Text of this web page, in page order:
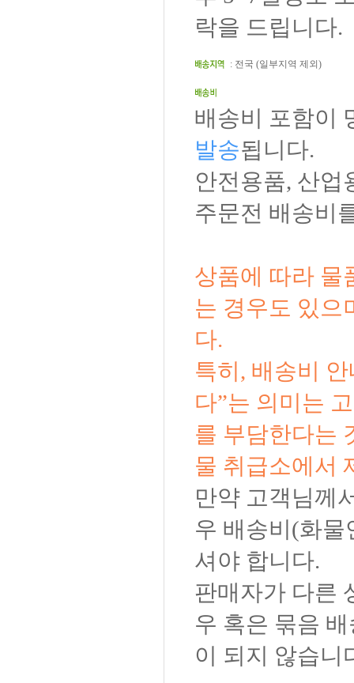
락을 드립니다.
: 전국 (일부지역 제외)
배송비 포함이
발송됩니다.
안전용품, 산업
주문전 배송비
상품에 따라 물
는 경우도 있으
다.
특히, 배송비
다”는 의미는
를 부담한다는
물 취급소에서
만약 고객님께
우 배송비(화
셔야 합니다.
판매자가 다른
우 혹은 묶음
이 되지 않습니